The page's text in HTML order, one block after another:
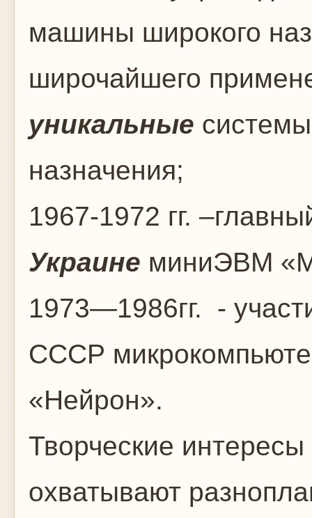
машины широкого
широчайшего
уникальные
назначения;
1967-1972 гг.
Украине миниЭВМ
1973—1986гг. -
СССР
«Нейрон».
Творческие интересы
охватывают